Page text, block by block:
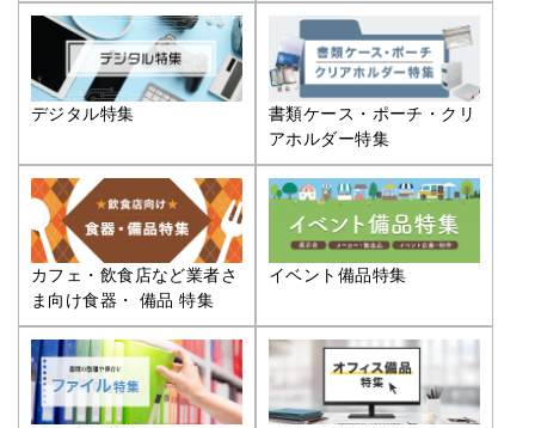
デジタル特集
書類ケース・ポーチ・クリ
アホルダー特集
カフェ・飲食店など業者さ
ま向け食器・ 備品 特集
イベント備品特集